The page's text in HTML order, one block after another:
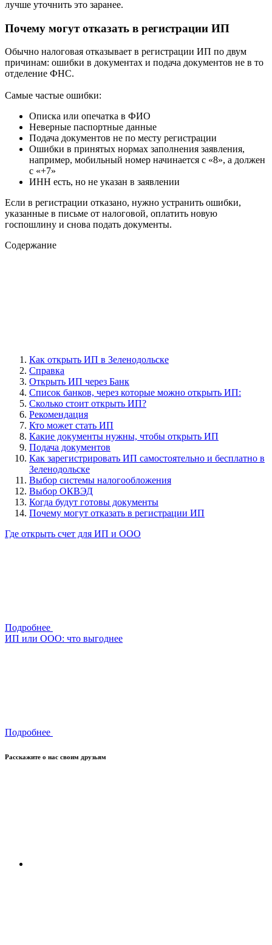
лучше уточнить это заранее.
Почему могут отказать в регистрации ИП
Обычно налоговая отказывает в регистрации ИП по двум
причинам: ошибки в документах и подача документов не в то
отделение ФНС.
Самые частые ошибки:
Описка или опечатка в ФИО
Неверные паспортные данные
Подача документов не по месту регистрации
Ошибки в принятых нормах заполнения заявления,
например, мобильный номер начинается с «8», а должен
с «+7»
ИНН есть, но не указан в заявлении
Если в регистрации отказано, нужно устранить ошибки,
указанные в письме от налоговой, оплатить новую
госпошлину и снова подать документы.
Содержание
Как открыть ИП в Зеленодольске
Справка
Открыть ИП через Банк
Cписок банков, через которые можно открыть ИП:
Сколько стоит открыть ИП?
Рекомендация
Кто может стать ИП
Какие документы нужны, чтобы открыть ИП
Подача документов
Как зарегистрировать ИП самостоятельно и бесплатно в
Зеленодольске
Выбор системы налогообложения
Выбор ОКВЭД
Когда будут готовы документы
Почему могут отказать в регистрации ИП
Где открыть счет для ИП и ООО
Подробнее
ИП или ООО: что выгоднее
Подробнее
Расскажите о нас своим друзьям